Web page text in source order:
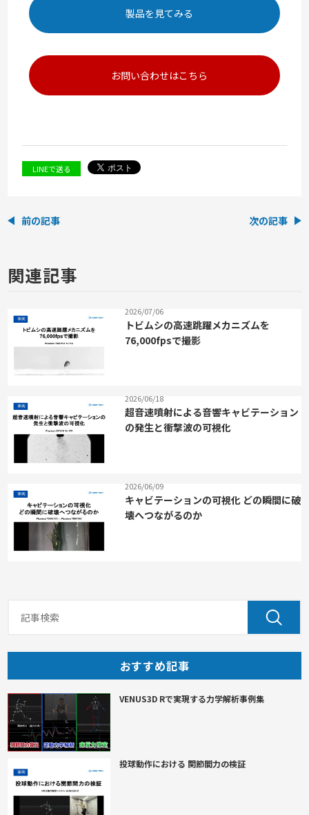
製品を見てみる
お問い合わせはこちら
LINEで送る
前の記事 次の記事
関連記事
2026/07/06
トビムシの高速跳躍メカニズムを
76,000fpsで撮影
2026/06/18
超音速噴射による音響キャビテーション
の発生と衝撃波の可視化
2026/06/09
キャビテーションの可視化 どの瞬間に破
壊へつながるのか
おすすめ記事
VENUS3D Rで実現する力学解析事例集
投球動作における 関節間力の検証